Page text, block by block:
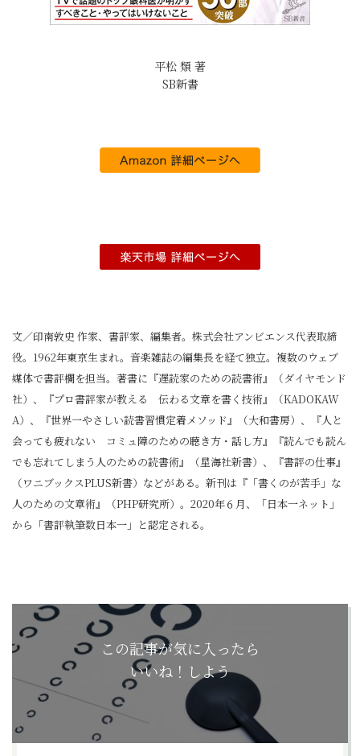
平松 類 著
SB新書
文／印南敦史 作家、書評家、編集者。株式会社アンビエンス代表取締
役。1962年東京生まれ。音楽雑誌の編集長を経て独立。複数のウェブ
媒体で書評欄を担当。著書に『遅読家のための読書術』（ダイヤモンド
社）、『プロ書評家が教える 伝わる文章を書く技術』（KADOKAW
A）、『世界一やさしい読書習慣定着メソッド』（大和書房）、『人と
会っても疲れない コミュ障のための聴き方・話し方』『読んでも読ん
でも忘れてしまう人のための読書術』（星海社新書）、『書評の仕事』
（ワニブックスPLUS新書）などがある。新刊は『「書くのが苦手」な
人のための文章術』（PHP研究所）。2020年６月、「日本一ネット」
から「書評執筆数日本一」と認定される。
この記事が気に入ったら
いいね！しよう